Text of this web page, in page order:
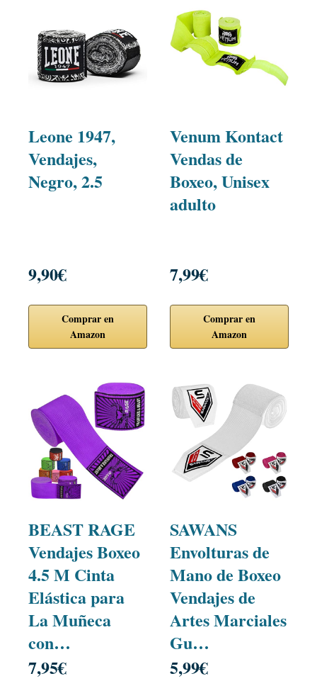
Leone 1947,
Vendajes,
Negro, 2.5
9,90€
Comprar en
Amazon
Venum Kontact
Vendas de
Boxeo, Unisex
adulto
7,99€
Comprar en
Amazon
BEAST RAGE
Vendajes Boxeo
4.5 M Cinta
Elástica para
La Muñeca
con…
7,95€
SAWANS
Envolturas de
Mano de Boxeo
Vendajes de
Artes Marciales
Gu…
5,99€